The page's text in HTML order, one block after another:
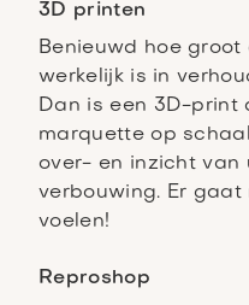
3D printen
Benieuwd hoe
werkelijk is in
Dan is een 3D-print
marquette op
over- en inzicht van
verbouwing. Er gaat
voelen!
Reproshop